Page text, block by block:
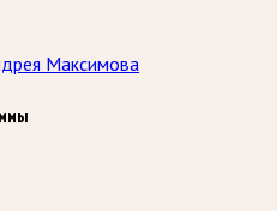
Максимова